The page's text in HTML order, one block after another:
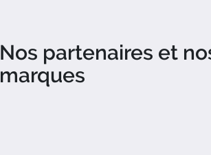
Nos partenaires et
marques